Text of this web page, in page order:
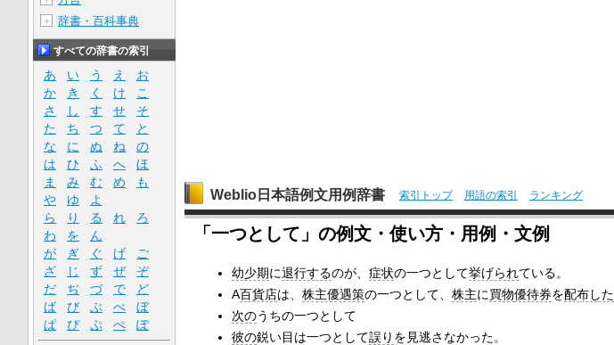
Weblio日本語例文用例辞書 索引トップ 用語の索引 ランキング
「一つとして」の例文・使い方・用例・文例
幼少期に退行するのが、 症状の一つとして挙げられている。
A百貨店は、 株主優遇策の一つとして、 株主に買物優待券を配布した
次のうちの一つとして
彼の鋭い目は一つとして誤り を見逃さなかった。
＋ 辞書・百科事典
すべての辞書の索引
あ い う え
お
か
き く け
こ
さ
し す せ
そ
た
ち つ て
と
な
に ぬ ね
の
は
ひ ふ へ
ほ
ま
み む め
も
や
ゆ
よ
ら
り る れ
ろ
わ
を
ん
が
ぎ ぐ げ
ご
ざ
じ ず ぜ
ぞ
だ
ぢ づ で
ど
ば
び ぶ べ
ぼ
ぱ
ぴ ぷ ぺ ぽ